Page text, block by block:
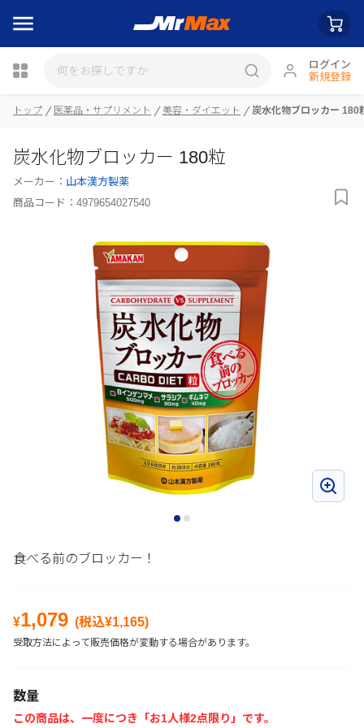
ログイン
新規登録
瓶詰
トップ 医薬品・サプリメント 美容・ダイエット 炭水化物ブロッカー 180
炭水化物ブロッカー 180粒
メーカー： 山本漢方製薬
商品コード： 4979654027540
食べる前のブロッカー！
¥1,079 (税込¥1,165)
受取方法によって販売価格が変動する場合があります。
数量
この商品は、一度につき「お1人様2点限り」です。